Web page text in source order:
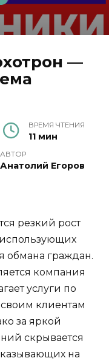
—
ВРЕМЯ ЧТЕНИЯ
11 мин
АВТОР
Анатолий Егоров
резкий рост
обмана граждан.
компания
услуги по
клиентам
за яркой
скрывается
на